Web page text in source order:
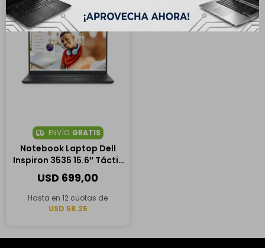
ENVÍO GRATIS
Notebook Laptop Dell
Inspiron 3535 15.6″ Táctil,
AMD Ryzen 7 7730U, 16GB
RAM, 512GB SSD
USD 699,00
Hasta en 12 cuotas de
USD 58.25